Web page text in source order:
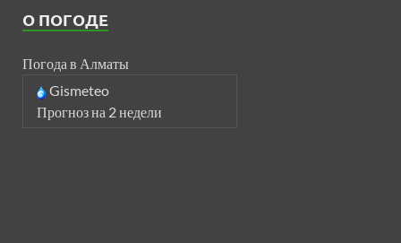
О ПОГОДЕ
Погода в Алматы
Gismeteo
Прогноз на 2 недели